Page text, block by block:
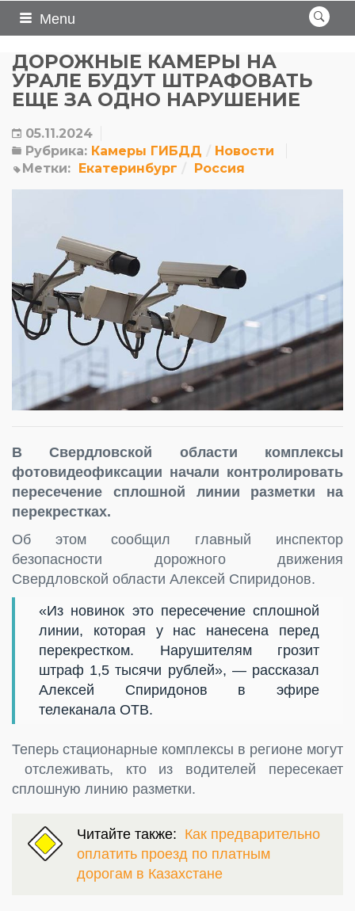
Menu
ДОРОЖНЫЕ КАМЕРЫ НА
УРАЛЕ БУДУТ ШТРАФОВАТЬ
ЕЩЕ ЗА ОДНО НАРУШЕНИЕ
05.11.2024
Рубрика: Камеры ГИБДД
Новости
Метки: Екатеринбург Россия
В Свердловской области комплексы
фотовидеофиксации начали контролировать
пересечение сплошной линии разметки на
перекрестках.
Об этом сообщил главный инспектор
безопасности дорожного движения
Свердловской области Алексей Спиридонов.
«Из новинок это пересечение сплошной
линии, которая у нас нанесена перед
перекрестком. Нарушителям грозит
штраф 1,5 тысячи рублей», — рассказал
Алексей Спиридонов в эфире
телеканала ОТВ.
Теперь стационарные комплексы в регионе могут
отслеживать, кто из водителей пересекает
сплошную линию разметки.
Читайте также: Как предварительно
оплатить проезд по платным
дорогам в Казахстане